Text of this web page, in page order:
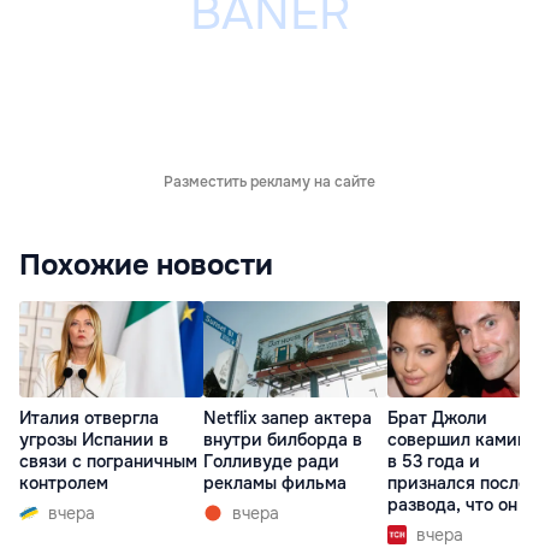
Разместить рекламу на сайте
Похожие новости
Италия отвергла
угрозы Испании в
связи с пограничным
контролем
вчера
Netflix запер актера
внутри билборда в
Голливуде ради
рекламы фильма
вчера
Брат Джоли
совершил
в 53 года и
признался после
развода, что он
вчера